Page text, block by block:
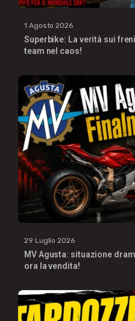
1 Agosto 2026
Superbike: La verità sui
team nel caos!
29 Luglio 2026
MV Agusta: situazione
ora la vendita!